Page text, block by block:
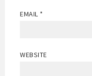
EMAIL *
WEBSITE